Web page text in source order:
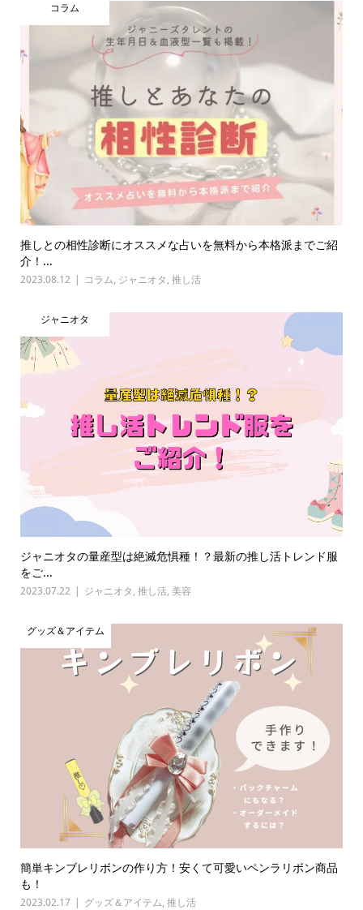
コラム
推しとの相性診断にオススメな占いを無料から本格派までご紹
介！...
2023.08.12 コラム, ジャニオタ, 推し活
ジャニオタ
ジャニオタの量産型は絶滅危惧種！？最新の推し活トレンド服
をご...
2023.07.22 ジャニオタ, 推し活, 美容
グッズ＆アイテム
簡単キンブレリボンの作り方！安くて可愛いペンラリボン商品
も！
2023.02.17 グッズ＆アイテム, 推し活